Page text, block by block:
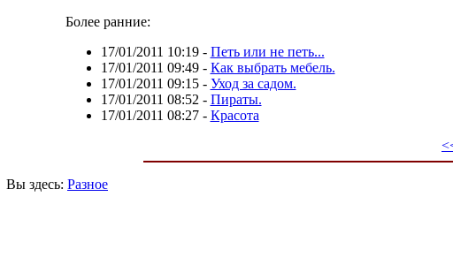
Более ранние:
17/01/2011 10:19- Петь или не петь...
17/01/2011 09:49- Как выбрать мебель.
17/01/2011 09:15- Уход за садом.
17/01/2011 08:52 - Пираты.
17/01/2011 08:27- Красота
Вы здесь: Разное